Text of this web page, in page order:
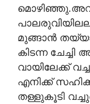
മുങ്ങാന്‍
കിടന്ന ചേച്ചി
വായിലേക്ക്
എനിക്ക്
തള്ളുകൂടി